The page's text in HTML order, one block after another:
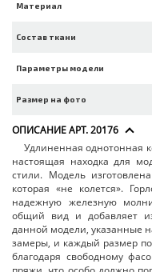
Материал
Состав ткани
Параметры модели
Размер на фото
ОПИСАНИЕ АРТ. 20176
Удлиненная однотонная
настоящая находка для
стили. Модель
которая «не колется».
надежную железную
общий вид и добавляет
данной модели, указанные
замеры, и каждый размер
благодаря свободному